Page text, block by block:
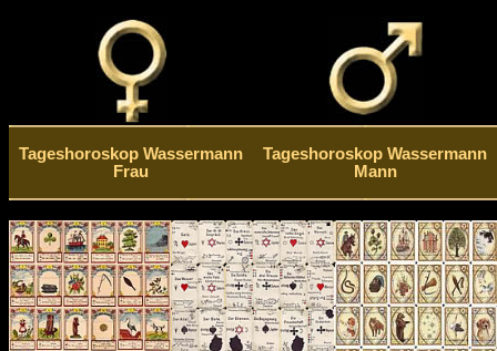
Tageshoroskop Wassermann
Frau
Tageshoroskop Wassermann
Mann